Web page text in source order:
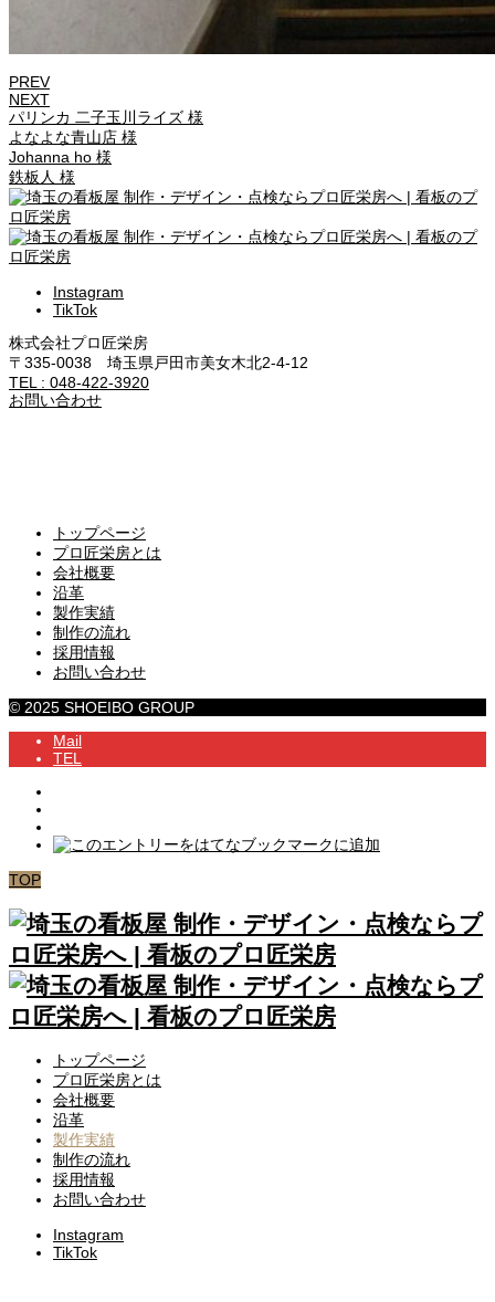
PREV
NEXT
パリンカ 二子玉川ライズ 様
よなよな青山店 様
Johanna ho 様
鉄板人 様
Instagram
TikTok
株式会社プロ匠栄房
〒335-0038 埼玉県戸田市美女木北2-4-12
TEL : 048-422-3920
お問い合わせ
トップページ
プロ匠栄房とは
会社概要
沿革
製作実績
制作の流れ
採用情報
お問い合わせ
© 2025 SHOEIBO GROUP
Mail
TEL
TOP
トップページ
プロ匠栄房とは
会社概要
沿革
製作実績
制作の流れ
採用情報
お問い合わせ
Instagram
TikTok